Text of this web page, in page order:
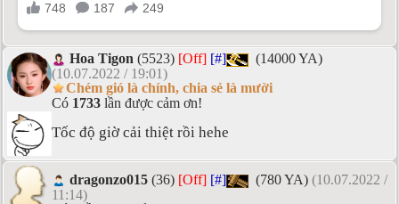
Hoa Tigon (5523) [Off] [#]
(14000 YA)
(10.07.2022 / 19:01)
Chém gió là chính, chia sẻ là mười
Có 1733 lần được cảm ơn!
Tốc độ giờ cải thiệt rồi hehe
dragonzo015 (36) [Off] [#] (780 YA) (10.07.2022 /
11:14)